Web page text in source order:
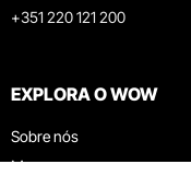
+351 220 121 200
EXPLORA O WOW
Sobre nós
Museus